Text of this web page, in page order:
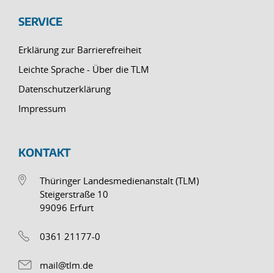
SERVICE
Erklärung zur Barrierefreiheit
Leichte Sprache - Über die TLM
Datenschutzerklärung
Impressum
KONTAKT
Thüringer Landesmedienanstalt (TLM)
Steigerstraße 10
99096 Erfurt
0361 21177-0
mail@tlm.de